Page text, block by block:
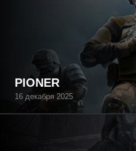
PIONER
16 декабря 2025